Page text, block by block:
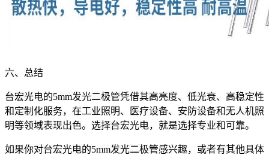
六、总结
台宏光电的5mm发光二极管凭借其高亮度、低光衰、高稳定性
和定制化服务，在工业照明、医疗设备、安防设备和无人机照
明等领域表现出色。选择台宏光电，就是选择专业和可靠。
如果你对台宏光电的5mm发光二极管感兴趣，或者有其他具体